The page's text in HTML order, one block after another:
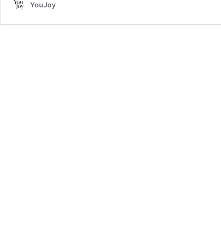
YouJoy